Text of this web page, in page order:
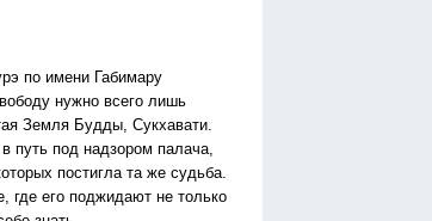
по имени Габимару
нужно всего лишь
Земля Будды, Сукхавати.
путь под надзором палача,
постигла та же судьба.
где его поджидают не только